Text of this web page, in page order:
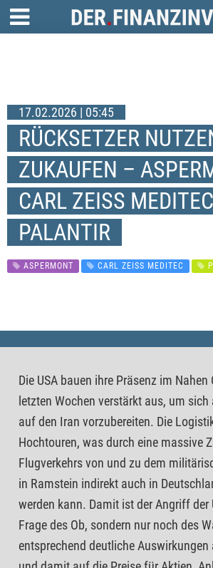
17.02.2026 | 05:45
RÜCKSETZER
ZUKAUFEN –
CARL ZEISS
PALANTIR
ASPERMONT CARL ZEISS MEDITEC
Die USA bauen ihre Präsenz im Nahen
letzten Wochen verstärkt aus, um
auf den Iran vorzubereiten. Die
Hochtouren, was durch eine massive
Flugverkehrs von und zu dem
in Ramstein indirekt auch in
werden kann. Damit ist der Angriff der
Frage des Ob, sondern nur noch des
entsprechend deutliche Auswirkungen